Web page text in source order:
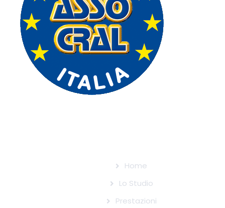
Home
Lo Studio
Prestazioni